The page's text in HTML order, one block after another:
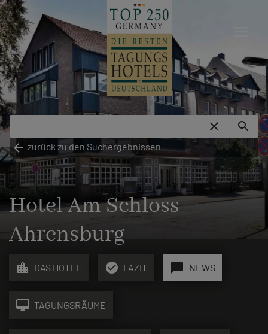
close
search
arrow_back zurück zu den Suchergebnissen
Hotel Am Schloss
Ahrensburg
location_city DAS HOTEL check_circle FAZIT chat_bubble NEWS
desktop_mac TAGUNGSRÄUME